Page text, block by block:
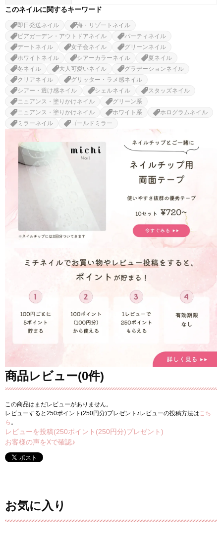
このネイルに関するキーワード
即日発送ネイル
海・リゾートネイル
ビアガーデン・アウトドアネイル
パーティネイル
デートネイル
女子会ネイル
グリーンネイル
ホワイトネイル
シアーカラーネイル
夏ネイル
冬ネイル
大人可愛いネイル
グラデーションネイル
クリアネイル
グリッター・ラメ感ネイル
シアー・透け感ネイル
シェルネイル
スタッズネイル
ニュアンス・塗りかけネイル
グリーン系
ニュアンス・塗りかけネイル
ホワイト系
ホログラムネイル
ミラーネイル
ゴールドミラー
商品レビュー(0件)
この商品はまだレビューがありません。
レビューすると250ポイント(250円分)プレゼント♪レビューの投稿方法は こち
ら 。
レビューを投稿(250ポイント(250円分)プレゼント)
お客様の声をXで確認♪
お気に入り